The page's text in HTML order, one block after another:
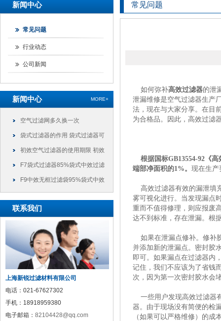
新闻中心
常见问题
行业动态
公司新闻
新闻中心 MORE+
空气过滤网多久换一次
袋式过滤器的作用 袋式过滤器可
以干什么
初效空气过滤器的使用期限 初效
过滤器可以使用多久
F7袋式过滤器85%袋式中效过滤
袋
F9中效无框过滤袋95%袋式中效
过滤袋
联系我们
上海新锐过滤材料有限公司
电话： 021-67627302
手机： 18918959380
电子邮箱： 82104428@qq.com
常见问题
如何弥补高效过滤器的泄
泄漏维修是空气过滤器生产
法，现在与大家分享。在目
为合格品。因此，高效过滤
根据国标GB13554-92《
端部净面积的1%。 现在生产
高效过滤器有效的漏泄填
雾可视化进行。当发现漏点
重而不值得修理，则应报废
达不到标准，存在泄漏。根
如果在泄漏点修补。修补
并添加新的泄漏点。密封胶
即可。如果漏点在过滤器内
记住，我们不应该为了省钱
次，因为第一次密封胶水会
一些用户发现高效过滤器
器。由于现场没有简便的检
（如果可以严格维修）的成